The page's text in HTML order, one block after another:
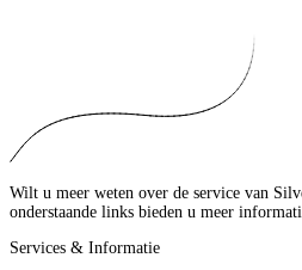
Wilt u meer weten over de service van
onderstaande links bieden u meer
Services & Informatie